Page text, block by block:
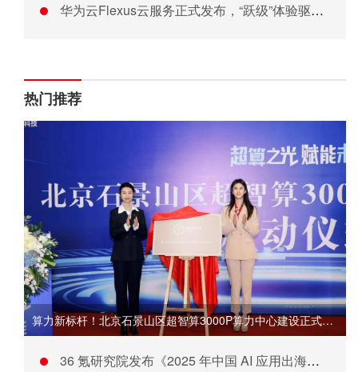
华为云Flexus云服务正式发布，“跃级”体验驱动中小企业云
热门推荐
算力新标杆！北京石景山区超智算3000P算力中心建设正式启动
36 氪研究院发布《2025 年中国 AI 应用出海企业发展